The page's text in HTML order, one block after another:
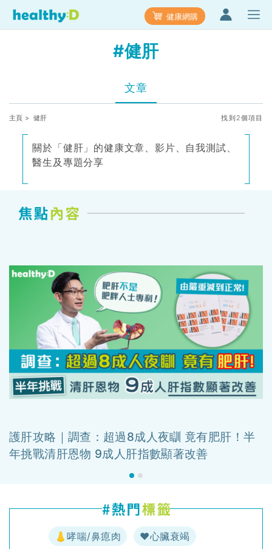
健康網購
#健肝
文章
主頁 > 健肝 找到2個項目
關於「健肝」的健康文章、影片、自我測試、
醫生及專題分享
護肝攻略｜調查：超過8成人夜瞓 竟有肥肝！半
年挑戰清肝恩物 9成人肝指數顯著改善
👃哮喘/鼻瘜肉 ♥️心臟衰竭